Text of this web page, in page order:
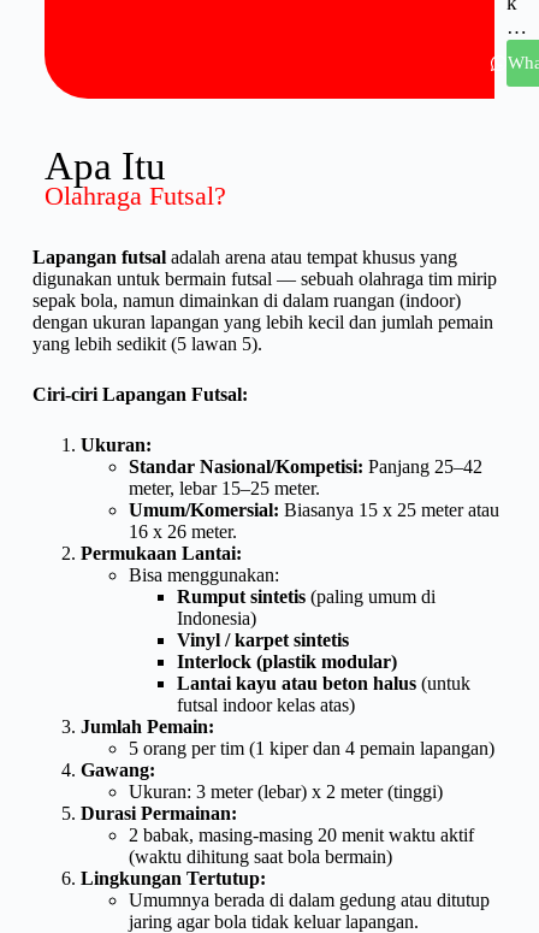
…
Apa Itu
Olahraga Futsal?
Lapangan futsaladalah arena atau tempat khusus yang
digunakan untuk bermain futsal — sebuah olahraga tim mirip
sepak bola, namun dimainkan di dalam ruangan (indoor)
dengan ukuran lapangan yang lebih kecil dan jumlah pemain
yang lebih sedikit (5 lawan 5).
Ciri-ciri Lapangan Futsal:
Ukuran:
Standar Nasional/Kompetisi: Panjang 25–42
meter, lebar 15–25 meter.
Umum/Komersial: Biasanya 15 x 25 meter atau
16 x 26 meter.
Permukaan Lantai:
Bisa menggunakan:
Rumput sintetis(paling umum di
Indonesia)
Vinyl / karpet sintetis
Interlock (plastik modular)
Lantai kayu atau beton halus(untuk
futsal indoor kelas atas)
Jumlah Pemain:
5 orang per tim (1 kiper dan 4 pemain lapangan)
Gawang:
Ukuran: 3 meter (lebar) x 2 meter (tinggi)
Durasi Permainan:
2 babak, masing-masing 20 menit waktu aktif
(waktu dihitung saat bola bermain)
Lingkungan Tertutup:
Umumnya berada di dalam gedung atau ditutup
jaring agar bola tidak keluar lapangan.